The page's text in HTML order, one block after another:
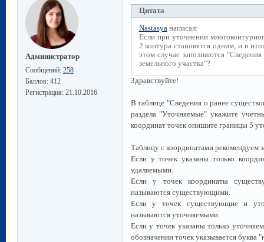
Администратор
Сообщений: 258
Баллов: 412
Регистрация: 21.10.2016
Цитата
Nastasyaнаписал:
Если при уточнении
2 контура становятся одним, и в
этом случае заполняются
земельного участка"?
Здравствуйте!
В таблице "Сведения о ранее
раздела "Уточняемые" укажите
координат точек опишите границы 5
Таблицу с координатами рекомендуем
Если у точек указаны только
удаляемыми.
Если у точек координаты
называются существующими.
Если у точек существующие и
называются уточняемыми.
Если у точек указаны только
обозначении точек указывается буква